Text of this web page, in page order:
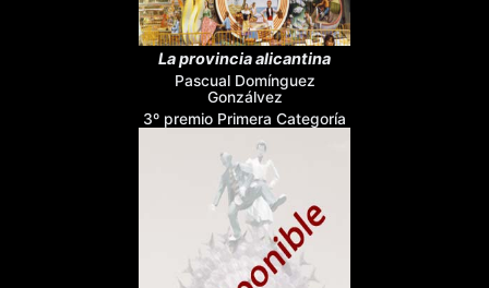
La provincia alicantina
Pascual Domínguez
Gonzálvez
3º premio Primera Categoría